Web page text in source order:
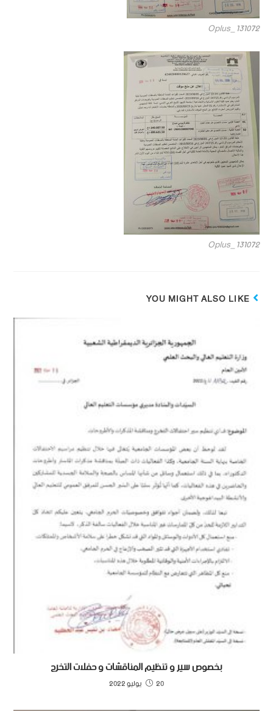
Oplus_131072
Oplus_131072
YOU MIGHT ALSO LIKE
بخصوص سير و تنظيم المناقشات و حفلات التخرج
20 يوليو 2022